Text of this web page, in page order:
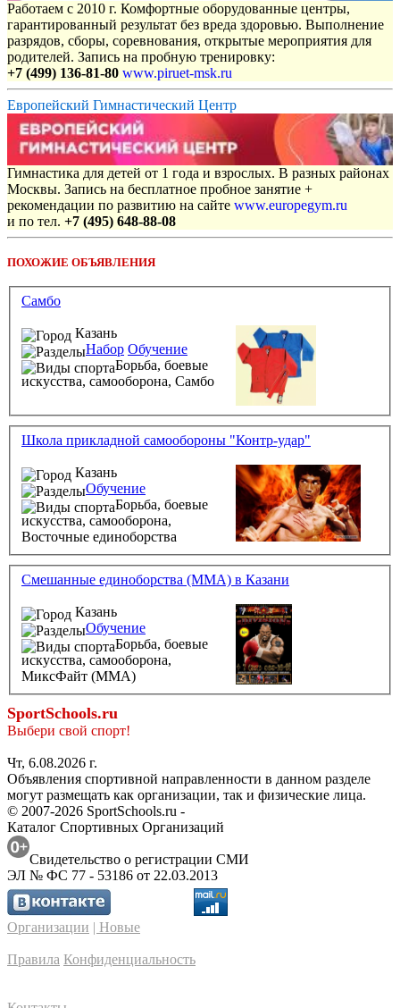
Работаем с 2010 г. Комфортные оборудованные центры,
гарантированный результат без вреда здоровью. Выполнение
разрядов, сборы, соревнования, открытые мероприятия для
родителей. Запись на пробную тренировку:
+7 (499) 136-81-80 www.piruet-msk.ru
Европейский Гимнастический Центр
Гимнастика для детей от 1 года и взрослых. В разных районах
Москвы. Запись на бесплатное пробное занятие +
рекомендации по развитию на сайте www.europegym.ru
и по тел. +7 (495) 648-88-08
ПОХОЖИЕ ОБЪЯВЛЕНИЯ
Самбо
Казань
Набор Обучение
Борьба, боевые
искусства, самооборона, Самбо
Школа прикладной самообороны "Контр-удар"
Казань
Обучение
Борьба, боевые
искусства, самооборона,
Восточные единоборства
Смешанные единоборства (ММА) в Казани
Казань
Обучение
Борьба, боевые
искусства, самооборона,
МиксФайт (ММА)
SportSchools.ru
Выбери свой спорт!
Чт, 6.08.2026 г.
Объявления спортивной направленности в данном разделе
могут размещать как организации, так и физические лица.
© 2007-2026 SportSchools.ru -
Каталог Спортивных Организаций
Свидетельство о регистрации СМИ
ЭЛ № ФС 77 - 53186 от 22.03.2013
Организации | Новые
Правила Конфиденциальность